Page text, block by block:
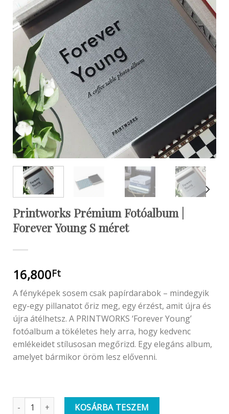
Printworks Prémium Fotóalbum |
Forever Young S méret
16,800Ft
A fényképek sosem csak papírdarabok – mindegyik
egy-egy pillanatot őriz meg, egy érzést, amit újra és
újra átélhetsz. A PRINTWORKS ‘Forever Young’
fotóalbum a tökéletes hely arra, hogy kedvenc
emlékeidet stílusosan megőrizd. Egy elegáns album,
amelyet bármikor öröm lesz elővenni.
Printworks Prémium Fotóalbum | Forever Young S méret
KOSÁRBA TESZEM